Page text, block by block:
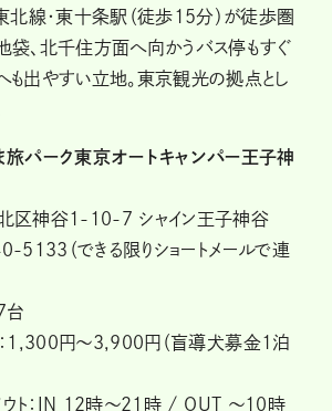
北線・東十条駅（徒歩15分）が徒歩圏
袋、北千住方面へ向かうバス停もすぐ
も出やすい立地。東京観光の拠点とし
旅パーク東京オートキャンパー王子神
北区神谷1-10-7 シャイン王子神谷
5133（できる限りショートメールで連
台
：1,300円〜3,900円（盲導犬募金1泊
ウト：IN 12時～21時 / OUT ～10時